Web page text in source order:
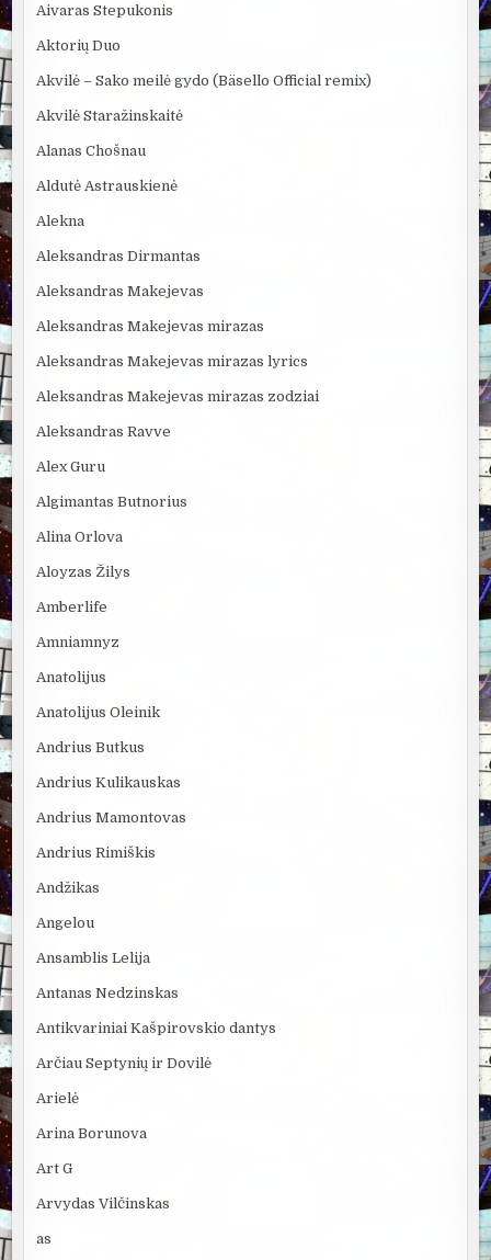
Aivaras Stepukonis
Aktorių Duo
Akvilė – Sako meilė gydo (Bäsello Official remix)
Akvilė Staražinskaitė
Alanas Chošnau
Aldutė Astrauskienė
Alekna
Aleksandras Dirmantas
Aleksandras Makejevas
Aleksandras Makejevas mirazas
Aleksandras Makejevas mirazas lyrics
Aleksandras Makejevas mirazas zodziai
Aleksandras Ravve
Alex Guru
Algimantas Butnorius
Alina Orlova
Aloyzas Žilys
Amberlife
Amniamnyz
Anatolijus
Anatolijus Oleinik
Andrius Butkus
Andrius Kulikauskas
Andrius Mamontovas
Andrius Rimiškis
Andžikas
Angelou
Ansamblis Lelija
Antanas Nedzinskas
Antikvariniai Kašpirovskio dantys
Arčiau Septynių ir Dovilė
Arielė
Arina Borunova
Art G
Arvydas Vilčinskas
as